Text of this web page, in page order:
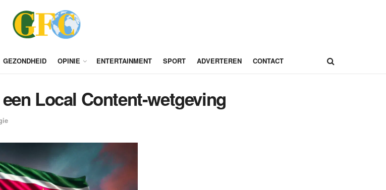
GEZONDHEID OPINIE ENTERTAINMENT SPORT ADVERTEREN CONTACT
Local Content-wetgeving